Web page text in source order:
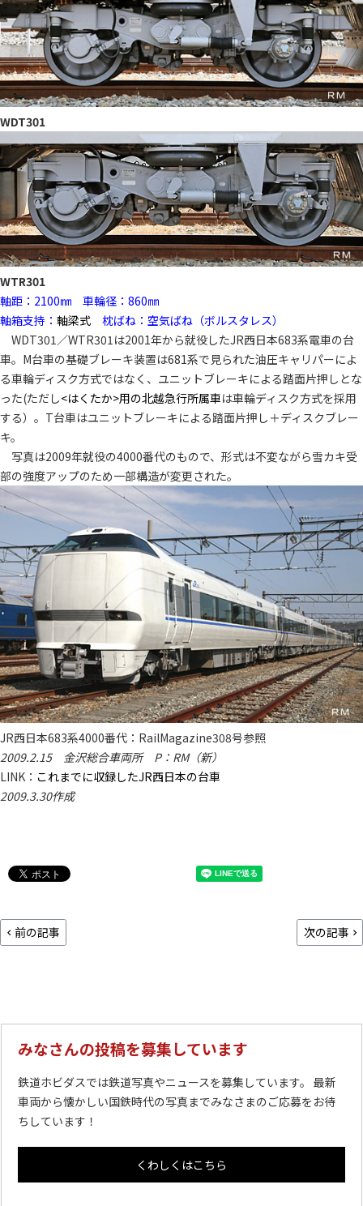
WDT301
WTR301
軸距：2100㎜ 車輪径：860㎜
軸箱支持： 軸梁式 枕ばね：空気ばね（ボルスタレス）
WDT301／WTR301は2001年から就役したJR西日本683系電車の台
車。M台車の基礎ブレーキ装置は681系で見られた油圧キャリパーによ
る車輪ディスク方式ではなく、ユニットブレーキによる踏面片押しとな
った(ただし<はくたか>用の北越急行所属車は車輪ディスク方式を採用
する）。T台車はユニットブレーキによる踏面片押し＋ディスクブレー
キ。
写真は2009年就役の4000番代のもので、形式は不変ながら雪カキ受
部の強度アップのため一部構造が変更された。
JR西日本683系4000番代：RailMagazine308号参照
2009.2.15 金沢総合車両所 P：RM（新）
LINK： これまでに収録したJR西日本の台車
2009.3.30作成
前の記事 次の記事
みなさんの投稿を募集しています
鉄道ホビダスでは鉄道写真やニュースを募集しています。 最新
車両から懐かしい国鉄時代の写真までみなさまのご応募をお待
ちしています！
くわしくはこちら